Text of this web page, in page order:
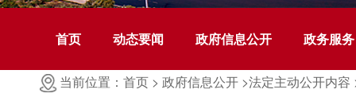
首页 动态要闻 政府信息公开 政务服务
当前位置：首页 > 政府信息公开 >法定主动公开内容